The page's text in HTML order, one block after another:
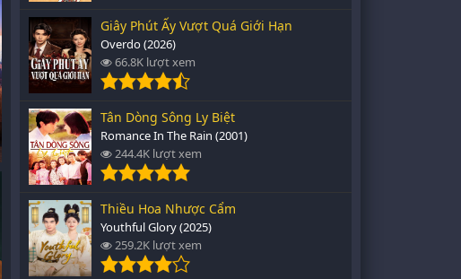
Giây Phút Ấy Vượt Quá Giới Hạn
Overdo (2026)
66.8K lượt xem
Tân Dòng Sông Ly Biệt
Romance In The Rain (2001)
244.4K lượt xem
Thiều Hoa Nhược Cẩm
Youthful Glory (2025)
259.2K lượt xem